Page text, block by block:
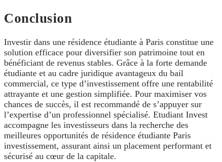
Conclusion
Investir dans une résidence étudiante à Paris constitue une
solution efficace pour diversifier son patrimoine tout en
bénéficiant de revenus stables. Grâce à la forte demande
étudiante et au cadre juridique avantageux du bail
commercial, ce type d’investissement offre une rentabilité
attrayante et une gestion simplifiée. Pour maximiser vos
chances de succès, il est recommandé de s’appuyer sur
l’expertise d’un professionnel spécialisé. Etudiant Invest
accompagne les investisseurs dans la recherche des
meilleures opportunités de résidence étudiante Paris
investissement, assurant ainsi un placement performant et
sécurisé au cœur de la capitale.